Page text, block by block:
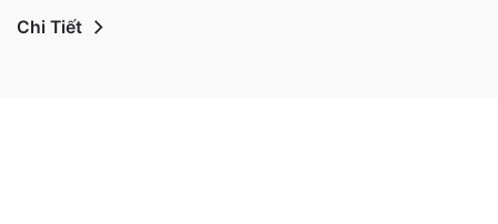
Chi Tiết